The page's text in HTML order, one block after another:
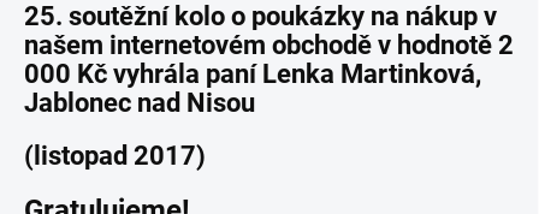
25. soutěžní kolo o poukázky na nákup v
našem internetovém obchodě v hodnotě 2
000 Kč vyhrála paní Lenka Martinková,
Jablonec nad Nisou
(listopad 2017)